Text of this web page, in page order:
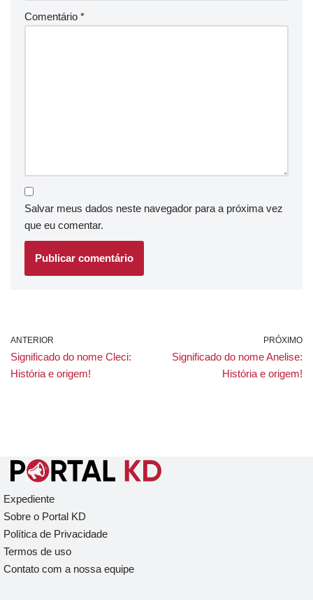
Comentário *
Salvar meus dados neste navegador para a próxima vez
que eu comentar.
ANTERIOR
Significado do nome Cleci:
História e origem!
PRÓXIMO
Significado do nome Anelise:
História e origem!
Expediente
Sobre o Portal KD
Política de Privacidade
Termos de uso
Contato com a nossa equipe